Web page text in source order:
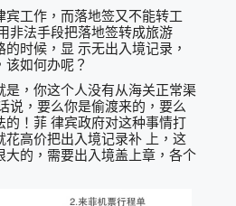
宾工作，而落地签又不能转工
非法手段把落地签转成旅游
时候，显 示无出入境记录，
如何办呢？
是，你这个人没有从海关正常渠
说，要么你是偷渡来的，要么
的！菲 律宾政府对这种事情打
花高价把出入境记录补 上，这
大的，需要出入境盖上章，各个